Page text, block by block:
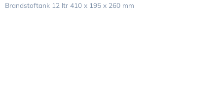
Brandstoftank 12 ltr 410 x 195 x 260 mm